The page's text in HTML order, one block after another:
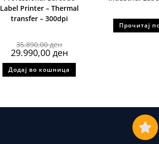
Label Printer – Thermal
transfer – 300dpi
35.890,00ден
29.990,00ден
Додај во кошница
Прочитај